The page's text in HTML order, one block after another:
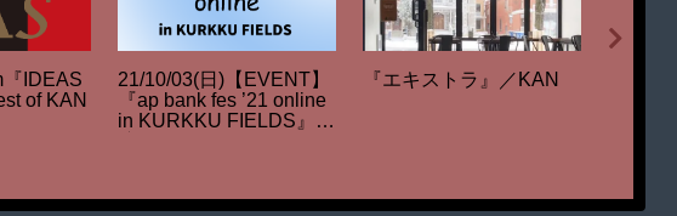
IDEAS
of KAN
21/10/03(日)【EVENT】
『ap bank fes ’21 online
in KURKKU FIELDS』出
『エキストラ』／KAN